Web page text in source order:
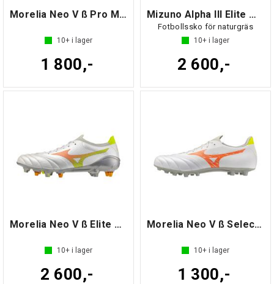
Morelia Neo V ß Pro MIX
10+ i lager
1 800,-
Mizuno Alpha III Elite MIX
Fotbollssko för naturgräs
10+ i lager
2 600,-
Morelia Neo V ß Elite MIX
10+ i lager
2 600,-
Morelia Neo V ß Select AG
10+ i lager
1 300,-